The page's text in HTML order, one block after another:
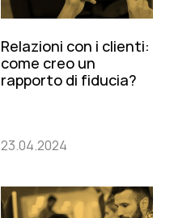
Relazioni con i clienti:
come creo un
rapporto di fiducia?
23.04.2024